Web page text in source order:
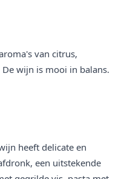
van citrus,
wijn is mooi in balans.
heeft delicate en
een uitstekende